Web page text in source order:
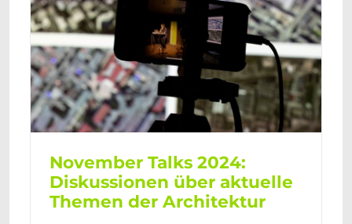
November Talks 2024:
Diskussionen über aktuelle
Themen der Architektur